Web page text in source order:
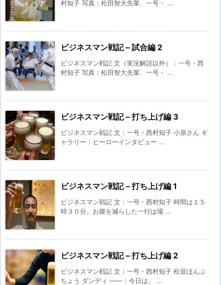
村知子 写真：松田智大先輩、一号・ ...
ビジネスマン戦記 – 試合編 2
ビジネスマン戦記 文（実況解説以外）：一号・西
村知子 写真：松田智大先輩、一号・ ...
ビジネスマン戦記 – 打ち上げ編 3
ビジネスマン戦記 文：一号・西村知子 小原さん ギ
ャラリー：ヒーローインタビュー ...
ビジネスマン戦記 – 打ち上げ編 1
ビジネスマン戦記 文：一号・西村知子 時間は１５
時３０分。お腹を減らした一行は場 ...
ビジネスマン戦記 – 打ち上げ編 2
ビジネスマン戦記 文：一号・西村知子 松並ほんぶ
ちょう ダンディ ――：今日は、 ...